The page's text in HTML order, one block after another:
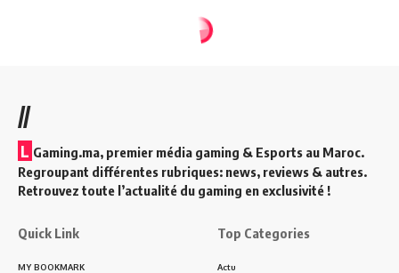
//
L Gaming.ma, premier média gaming & Esports au Maroc.
Regroupant différentes rubriques: news, reviews & autres.
Retrouvez toute l’actualité du gaming en exclusivité !
Quick Link
MY BOOKMARK
Top Categories
Actu